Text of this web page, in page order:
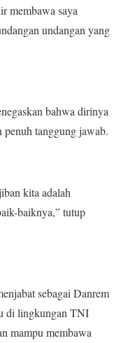
membawa saya
undangan yang
bahwa dirinya
penuh tanggung jawab.
kita adalah
baiknya,” tutup
sebagai Danrem
di lingkungan TNI
mampu membawa